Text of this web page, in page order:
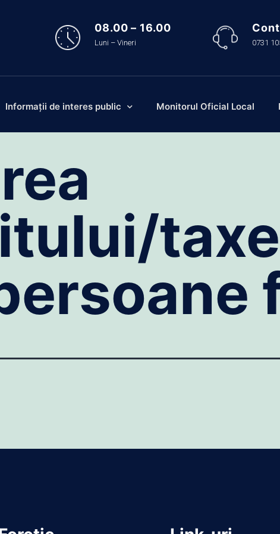
08.00 – 16.00
Luni – Vineri 0731
Informații de interes public Monitorul Oficial Local